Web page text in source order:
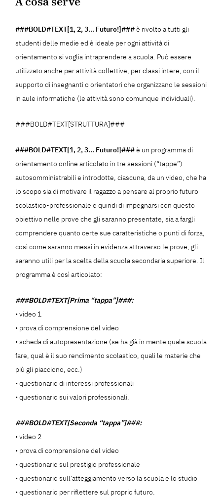
###BOLD#TEXT[1, 2, 3… Futuro!]###è rivolto a tutti gli
studenti delle medie ed è ideale per ogni attività di
orientamento si voglia intraprendere a scuola. Può essere
utilizzato anche per attività collettive, per classi intere, con il
supporto di insegnanti o orientatori che organizzano le sessioni
in aule informatiche (le attività sono comunque individuali).
###BOLD#TEXT[STRUTTURA]###
###BOLD#TEXT[1, 2, 3… Futuro!]###è un programma di
orientamento online articolato in tre sessioni (“tappe”)
autosomministrabili e introdotte, ciascuna, da un video, che ha
lo scopo sia di motivare il ragazzo a pensare al proprio futuro
scolastico-professionale e quindi di impegnarsi con questo
obiettivo nelle prove che gli saranno presentate, sia a fargli
comprendere quanto certe sue caratteristiche o punti di forza,
così come saranno messi in evidenza attraverso le prove, gli
saranno utili per la scelta della scuola secondaria superiore. Il
programma è così articolato:
###BOLD#TEXT[Prima “tappa”]###:
• video 1
• prova di comprensione del video
• scheda di autopresentazione (se ha già in mente quale scuola
fare, qual è il suo rendimento scolastico, quali le materie che
più gli piacciono, ecc.)
• questionario di interessi professionali
• questionario sui valori professionali.
###BOLD#TEXT[Seconda “tappa”]###:
• video 2
• prova di comprensione del video
• questionario sul prestigio professionale
• questionario sull’atteggiamento verso la scuola e lo studio
• questionario per riflettere sul proprio futuro.